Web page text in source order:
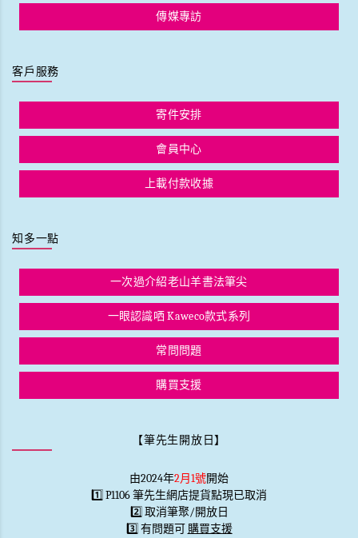
傳媒專訪
客戶服務
寄件安排
會員中心
上載付款收據
知多一點
一次過介紹老山羊書法筆尖
一眼認識哂 Kaweco款式系列
常問問題
購買支援
【筆先生開放日】
由2024年2月1號開始
1️⃣ P1106 筆先生網店提貨點現已取消
2️⃣ 取消筆聚/開放日
3️⃣ 有問題可 購買支援